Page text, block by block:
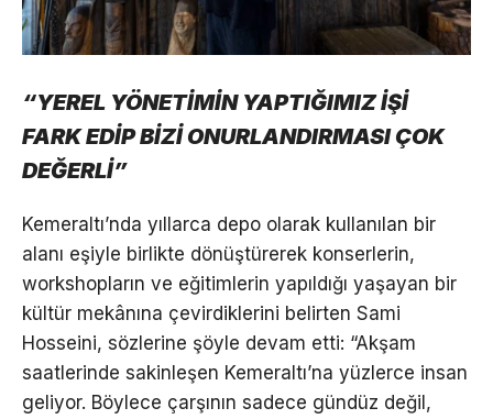
“YEREL YÖNETİMİN YAPTIĞIMIZ İŞİ
FARK EDİP BİZİ ONURLANDIRMASI ÇOK
DEĞERLİ”
Kemeraltı’nda yıllarca depo olarak kullanılan bir
alanı eşiyle birlikte dönüştürerek konserlerin,
workshopların ve eğitimlerin yapıldığı yaşayan bir
kültür mekânına çevirdiklerini belirten Sami
Hosseini, sözlerine şöyle devam etti: “Akşam
saatlerinde sakinleşen Kemeraltı’na yüzlerce insan
geliyor. Böylece çarşının sadece gündüz değil,